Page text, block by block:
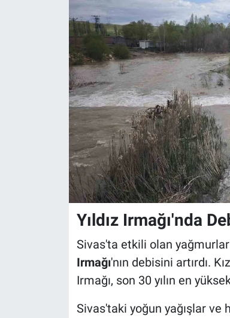
Yıldız Irmağı'nda
Sivas'ta etkili olan
Irmağı'nın debisini artırdı.
Irmağı, son 30 yılın en
Sivas'taki yoğun yağışlar ve